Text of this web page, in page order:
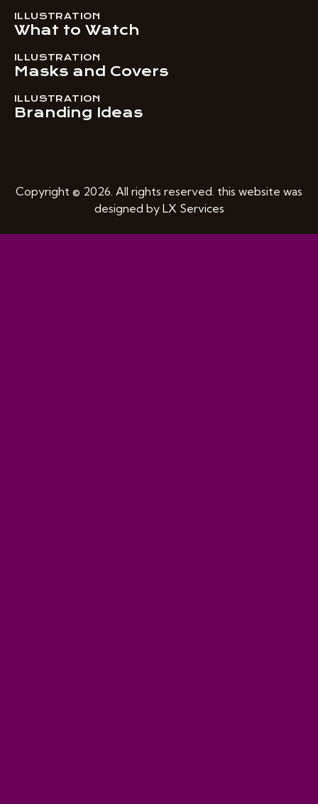
ILLUSTRATION
What to Watch
ILLUSTRATION
Masks and Covers
ILLUSTRATION
Branding Ideas
Copyright © 2026. All rights reserved. this website was
designed by LX Services